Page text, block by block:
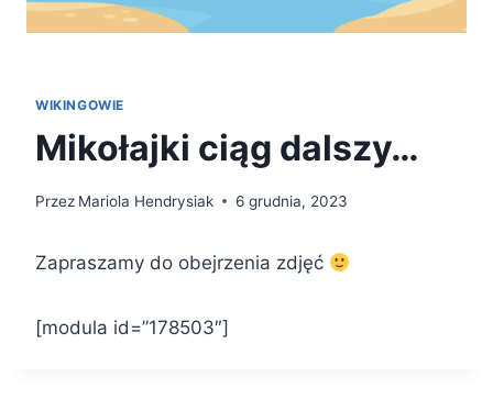
WIKINGOWIE
Mikołajki ciąg dalszy…
Przez Mariola Hendrysiak 6 grudnia, 2023
Zapraszamy do obejrzenia zdjęć
[modula id=”178503″]